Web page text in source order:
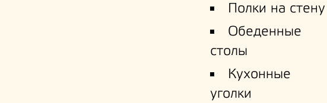
Полки на стену
Обеденные
столы
Кухонные
уголки